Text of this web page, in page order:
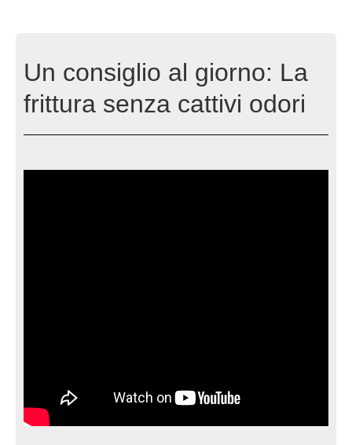
Un consiglio al giorno: La
frittura senza cattivi odori